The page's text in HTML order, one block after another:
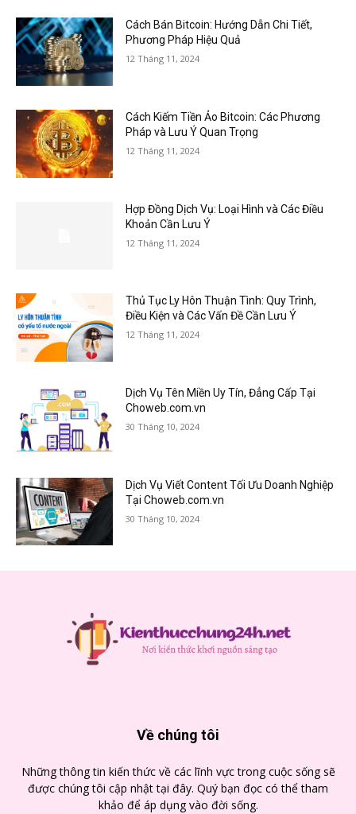
Cách Bán Bitcoin: Hướng Dẫn Chi Tiết,
Phương Pháp Hiệu Quả
12 Tháng 11, 2024
Cách Kiếm Tiền Ảo Bitcoin: Các Phương
Pháp và Lưu Ý Quan Trọng
12 Tháng 11, 2024
Hợp Đồng Dịch Vụ: Loại Hình và Các Điều
Khoản Cần Lưu Ý
12 Tháng 11, 2024
Thủ Tục Ly Hôn Thuận Tình: Quy Trình,
Điều Kiện và Các Vấn Đề Cần Lưu Ý
12 Tháng 11, 2024
Dịch Vụ Tên Miền Uy Tín, Đẳng Cấp Tại
Choweb.com.vn
30 Tháng 10, 2024
Dịch Vụ Viết Content Tối Ưu Doanh Nghiệp
Tại Choweb.com.vn
30 Tháng 10, 2024
Về chúng tôi
Những thông tin kiến thức về các lĩnh vực trong cuộc sống sẽ
được chúng tôi cập nhật tại đây. Quý bạn đọc có thể tham
khảo để áp dụng vào đời sống.